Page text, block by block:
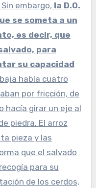
embargo, la D.O.
se someta a un
es decir, que
para
su capacidad
había cuatro
por fricción, de
hacía girar un eje al
piedra. El arroz
pieza y las
que el salvado
para su
de los cerdos,